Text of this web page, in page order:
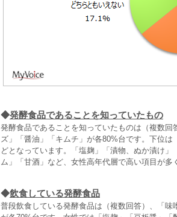
◆発酵食品であることを知っていたもの
発酵食品であることを知っていたものは（複数
ズ」「醤油」「キムチ」が各80%台です。下位
どとなっています。「塩麹」「漬物、ぬか漬け
ム」「甘酒」など、女性高年代層で高い項目が多
◆飲食している発酵食品
普段飲食している発酵食品は（複数回答）、「